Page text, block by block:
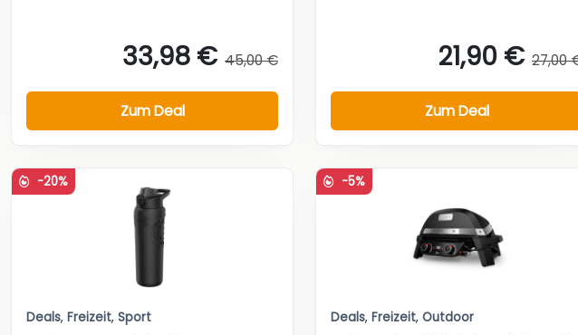
33,98 € 45,00 €
Zum Deal
21,90 € 27,00
Zum Deal
-20%
Deals, Freizeit, Sport
-5%
Deals, Freizeit, Outdoor